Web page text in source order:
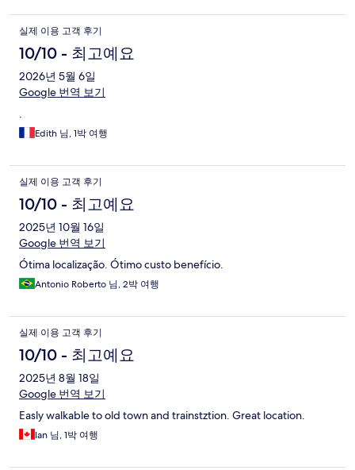
bon séjour.
실제 이용 고객 후기
10/10 - 최고예요
2026년 5월 6일
Google 번역 보기
.
Edith 님, 1박 여행
실제 이용 고객 후기
10/10 - 최고예요
2025년 10월 16일
Google 번역 보기
Ótima localização. Ótimo custo benefício.
Antonio Roberto 님, 2박 여행
실제 이용 고객 후기
10/10 - 최고예요
2025년 8월 18일
Google 번역 보기
Easly walkable to old town and trainstztion. Great location.
Ian 님, 1박 여행